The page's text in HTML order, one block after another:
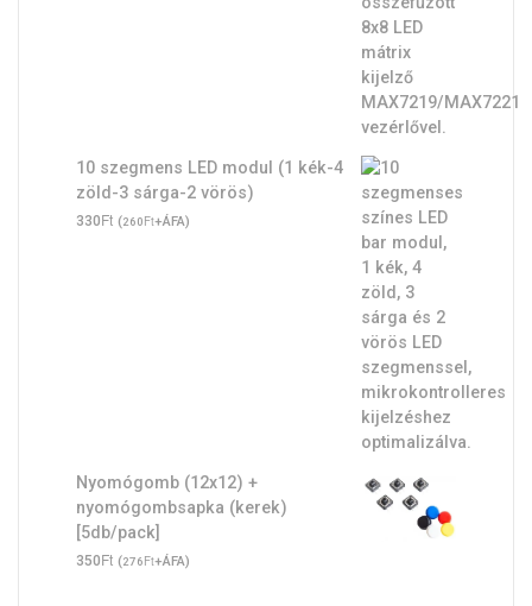
10 szegmens LED modul (1 kék-4
zöld-3 sárga-2 vörös)
330Ft (260Ft+ÁFA)
Nyomógomb (12x12) +
nyomógombsapka (kerek)
[5db/pack]
350Ft (276Ft+ÁFA)